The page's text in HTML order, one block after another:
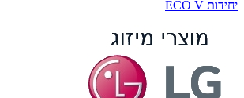
יחידות ECO V